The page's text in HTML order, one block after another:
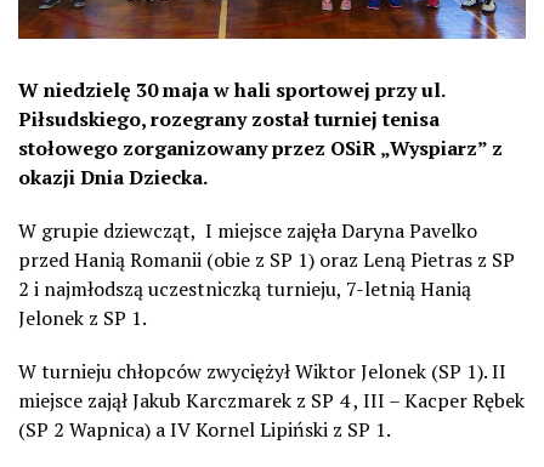
W niedzielę 30 maja w hali sportowej przy ul.
Piłsudskiego, rozegrany został turniej tenisa
stołowego zorganizowany przez OSiR „Wyspiarz” z
okazji Dnia Dziecka.
W grupie dziewcząt, I miejsce zajęła Daryna Pavelko
przed Hanią Romanii (obie z SP 1) oraz Leną Pietras z SP
2 i najmłodszą uczestniczką turnieju, 7-letnią Hanią
Jelonek z SP 1.
W turnieju chłopców zwyciężył Wiktor Jelonek (SP 1). II
miejsce zajął Jakub Karczmarek z SP 4 , III – Kacper Rębek
(SP 2 Wapnica) a IV Kornel Lipiński z SP 1.